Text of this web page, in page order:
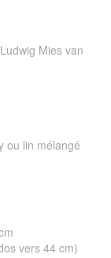
Mies van
ou lin mélangé
vers 44 cm)